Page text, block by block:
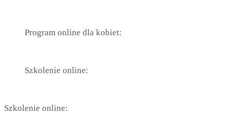
Program online dla kobiet:
Szkolenie online:
Szkolenie online: